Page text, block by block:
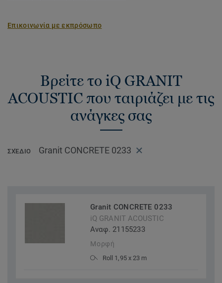
Επικοινωνία με εκπρόσωπο
Βρείτε το iQ GRANIT
ACOUSTIC που ταιριάζει με τις
ανάγκες σας
ΣΧΈΔΙΟ Granit CONCRETE 0233
Granit CONCRETE 0233
iQ GRANIT ACOUSTIC
Αναφ. 21155233
Μορφή
Roll 1,95 x 23 m